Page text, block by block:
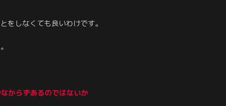
をしなくても良いわけです。
からずあるのではないか